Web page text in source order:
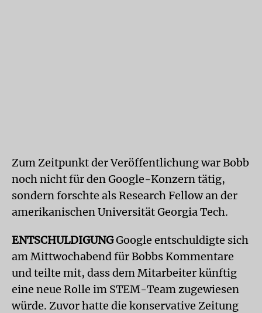
Zum Zeitpunkt der Veröffentlichung war Bobb
noch nicht für den Google-Konzern tätig,
sondern forschte als Research Fellow an der
amerikanischen Universität Georgia Tech.
ENTSCHULDIGUNGGoogle entschuldigte sich
am Mittwochabend für Bobbs Kommentare
und teilte mit, dass dem Mitarbeiter künftig
eine neue Rolle im STEM-Team zugewiesen
würde. Zuvor hatte die konservative Zeitung